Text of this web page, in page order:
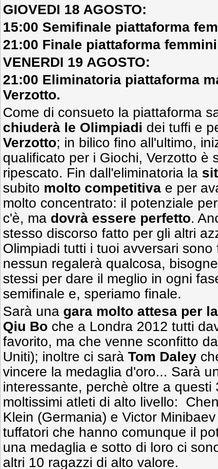
GIOVEDI 18 AGOSTO:
15:00 Semifinale piattaforma
21:00 Finale piattaforma
VENERDI 19 AGOSTO:
21:00 Eliminatoria piattaforma
Verzotto.
Come di consueto la piattaforma
chiuderà le Olimpiadi dei tuffi e
Verzotto; in bilico fino all'ultimo,
qualificato per i Giochi, Verzotto è
ripescato. Fin dall'eliminatoria la
subito molto competitiva e per
molto concentrato: il potenziale
c'è, ma dovrà essere perfetto.
stesso discorso fatto per gli altri
Olimpiadi tutti i tuoi avversari
nessun regalerà qualcosa,
stessi per dare il meglio in ogni
semifinale e, speriamo finale.
Sarà una gara molto attesa per
Qiu Bo che a Londra 2012 tutti
favorito, ma che venne sconfitto
Uniti); inoltre ci sarà Tom Daley
vincere la medaglia d'oro... Sarà
interessante, perchè oltre a questi
moltissimi atleti di alto livello:
Klein (Germania) e Victor
tuffatori che hanno comunque il
una medaglia e sotto di loro ci
altri 10 ragazzi di alto valore.